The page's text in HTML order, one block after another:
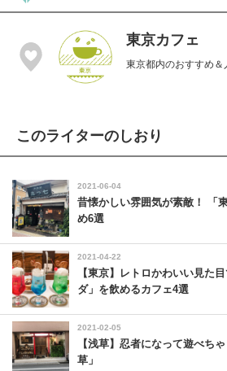
東京カフェ
東京都内のおすすめ
このライターのしおり
2021-06-04
昔懐かしい雰囲気が素敵！ 「
め6選
2021-04-22
【東京】レトロかわいい見た
ダ」を飲めるカフェ4選
2021-02-05
【浅草】忍者になって遊べち
草」